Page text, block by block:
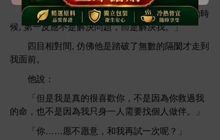
「沒
夠 全 , 所以讓
現問題
候, 第
反應 解決問題，而 解決
。」
目相對
, 仿佛 踏破 無數 隔閡才
到
面
。
：
「但
真 很 ， 因為
救過
命，也
因為 只 需 個
伴。」
「
……愿 愿 ， 再試
次呢？」